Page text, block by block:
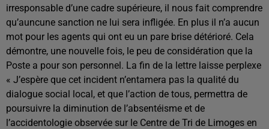
irresponsable d’une cadre supérieure, il nous fait comprendre
qu’auncune sanction ne lui sera infligée. En plus il n’a aucun
mot pour les agents qui ont eu un pare brise détérioré. Cela
démontre, une nouvelle fois, le peu de considération que la
Poste a pour son personnel. La fin de la lettre laisse perplexe
« J’espère que cet incident n’entamera pas la qualité du
dialogue social local, et que l’action de tous, permettra de
poursuivre la diminution de l’absentéisme et de
l’accidentologie observée sur le Centre de Tri de Limoges en